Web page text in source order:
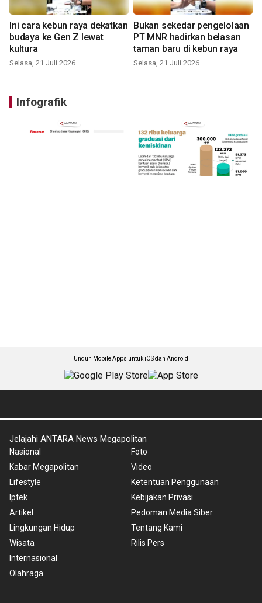
Ini cara kebun raya dekatkan
budaya ke Gen Z lewat
kultura
Selasa, 21 Juli 2026
Bukan sekedar pengelolaan
PT MNR hadirkan belasan
taman baru di kebun raya
Selasa, 21 Juli 2026
Infografik
Unduh Mobile Apps untuk iOS dan Android
Jelajahi ANTARA News Megapolitan
Nasional
Kabar Megapolitan
Lifestyle
Iptek
Artikel
Lingkungan Hidup
Wisata
Internasional
Olahraga
Foto
Video
Ketentuan Penggunaan
Kebijakan Privasi
Pedoman Media Siber
Tentang Kami
Rilis Pers